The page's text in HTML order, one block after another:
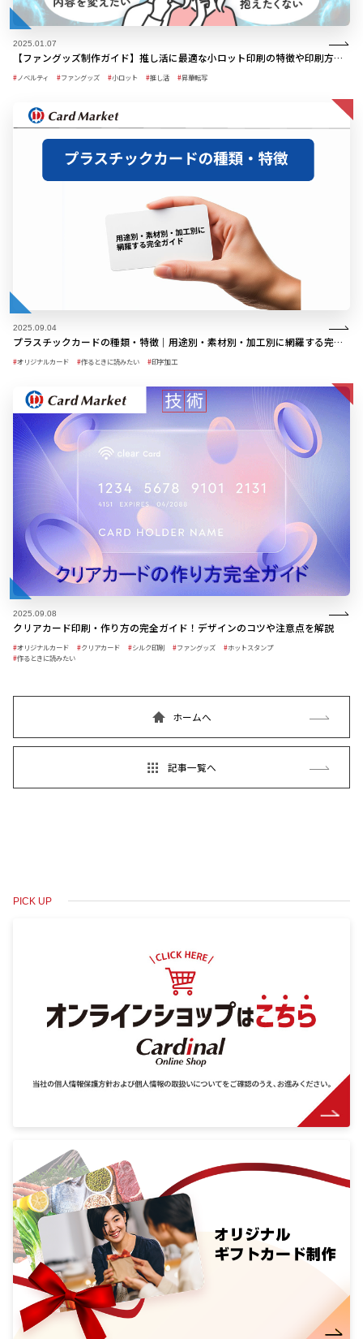
2025.01.07
【ファングッズ制作ガイド】推し活に最適な小ロット印刷の特徴や印刷方法を紹介
ノベルティ ファングッズ 小ロット 推し活 昇華転写
2025.09.04
プラスチックカードの種類・特徴｜用途別・素材別・加工別に網羅する完全ガイド
オリジナルカード 作るときに読みたい 印字加工
2025.09.08
クリアカード印刷・作り方の完全ガイド！デザインのコツや注意点を解説
オリジナルカード クリアカード シルク印刷 ファングッズ
ホットスタンプ
作るときに読みたい
ホームへ
記事一覧へ
PICK UP